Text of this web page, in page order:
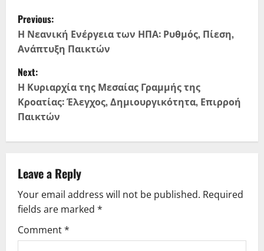
P
o
s
t
n
a
v
i
g
a
Previous:
Η Νεανική Ενέργεια των ΗΠΑ: Ρυθμός, Πίεση,
Ανάπτυξη Παικτών
Next:
Η Κυριαρχία της Μεσαίας Γραμμής της
Κροατίας: Έλεγχος, Δημιουργικότητα, Επιρροή
Παικτών
Leave a Reply
Your email address will not be published. Required
fields are marked *
Comment*